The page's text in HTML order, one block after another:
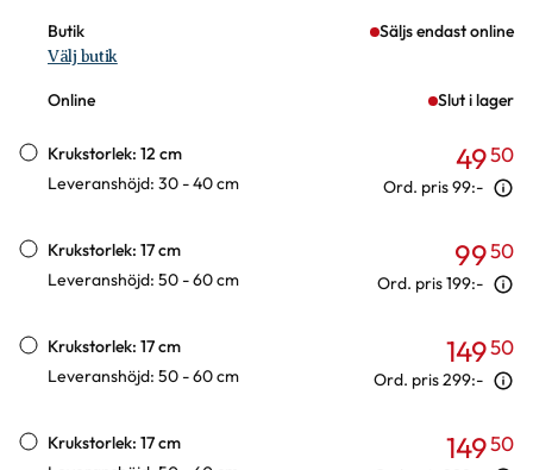
Butik Säljs endast online
Välj butik
Online Slut i lager
Krukstorlek: 12 cm
Leveranshöjd: 30 - 40 cm
4950
Ord. pris99:-
Krukstorlek: 17 cm
Leveranshöjd: 50 - 60 cm
9950
Ord. pris199:-
Krukstorlek: 17 cm
Leveranshöjd: 50 - 60 cm
14950
Ord. pris299:-
Krukstorlek: 17 cm
14950